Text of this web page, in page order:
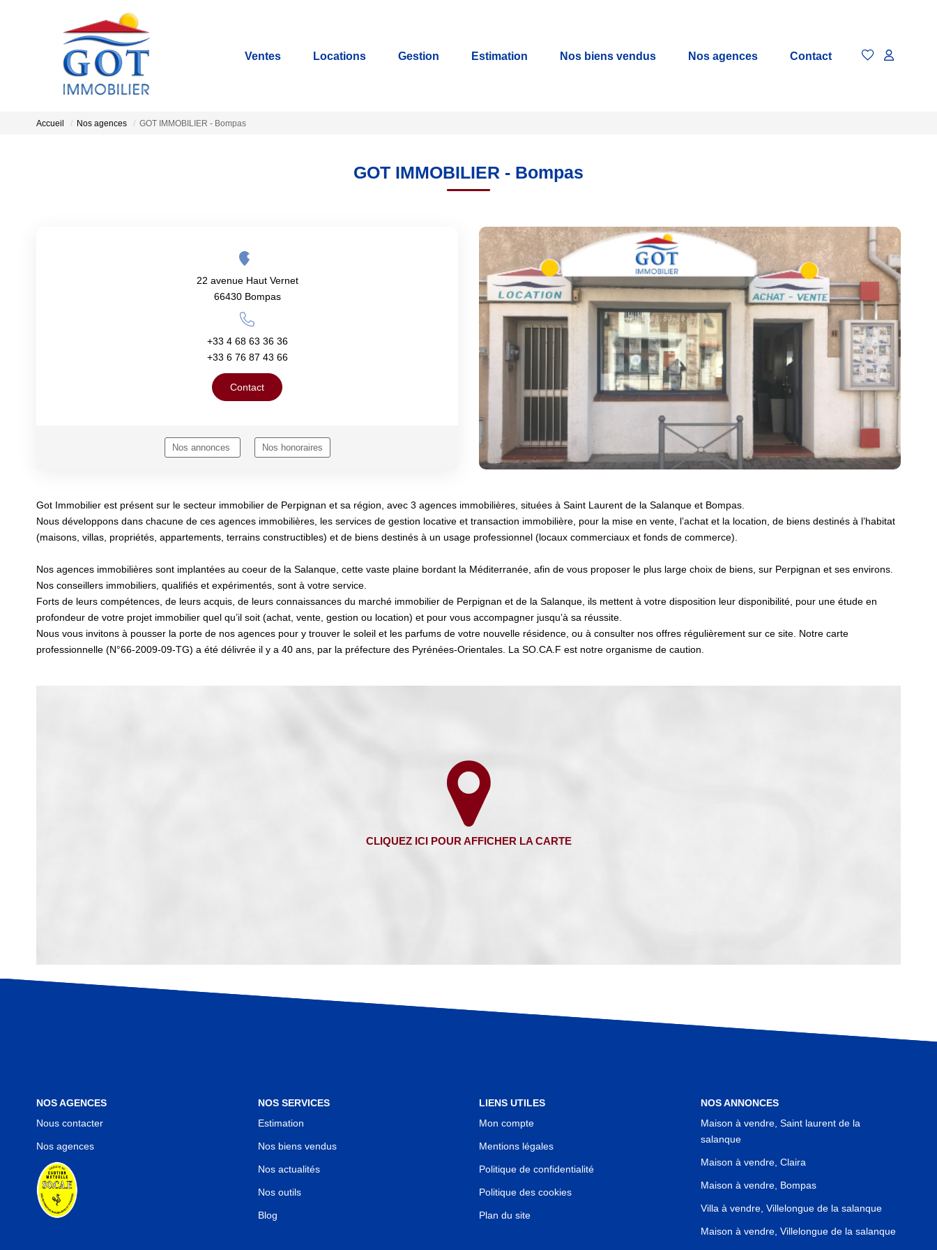
Ventes Locations Gestion Estimation Nos biens vendus Nos agences Contact
Accueil Nos agences GOT IMMOBILIER - Bompas
GOT IMMOBILIER - Bompas
22 avenue Haut Vernet
66430 Bompas
+33 4 68 63 36 36
+33 6 76 87 43 66
Contact
Nos annonces Nos honoraires
Got Immobilier est présent sur le secteur immobilier de Perpignan et sa région, avec 3 agences immobilières, situées à Saint Laurent de la Salanque et Bompas.
Nous développons dans chacune de ces agences immobilières, les services de gestion locative et transaction immobilière, pour la mise en vente, l’achat et la location, de biens destinés à l’habitat
(maisons, villas, propriétés, appartements, terrains constructibles) et de biens destinés à un usage professionnel (locaux commerciaux et fonds de commerce).
Nos agences immobilières sont implantées au coeur de la Salanque, cette vaste plaine bordant la Méditerranée, afin de vous proposer le plus large choix de biens, sur Perpignan et ses environs.
Nos conseillers immobiliers, qualifiés et expérimentés, sont à votre service.
Forts de leurs compétences, de leurs acquis, de leurs connaissances du marché immobilier de Perpignan et de la Salanque, ils mettent à votre disposition leur disponibilité, pour une étude en
profondeur de votre projet immobilier quel qu’il soit (achat, vente, gestion ou location) et pour vous accompagner jusqu’à sa réussite.
Nous vous invitons à pousser la porte de nos agences pour y trouver le soleil et les parfums de votre nouvelle résidence, ou à consulter nos offres régulièrement sur ce site. Notre carte
professionnelle (N°66-2009-09-TG) a été délivrée il y a 40 ans, par la préfecture des Pyrénées-Orientales. La SO.CA.F est notre organisme de caution.
NOS AGENCES
Nous contacter
Nos agences
NOS SERVICES
Estimation
Nos biens vendus
Nos actualités
Nos outils
Blog
LIENS UTILES
Mon compte
Mentions légales
Politique de confidentialité
Politique des cookies
Plan du site
NOS ANNONCES
Maison à vendre, Saint laurent de la
salanque
Maison à vendre, Claira
Maison à vendre, Bompas
Villa à vendre, Villelongue de la salanque
Maison à vendre, Villelongue de la salanque